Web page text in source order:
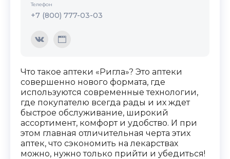
Что такое аптеки «Ригла»? Это аптеки
совершенно нового формата, где
используются современные технологии,
где покупателю всегда рады и их ждет
быстрое обслуживание, широкий
ассортимент, комфорт и удобство. И при
этом главная отличительная черта этих
аптек, что сэкономить на лекарствах
можно, нужно только прийти и убедиться!
Телефон
+7 (800) 777-03-03